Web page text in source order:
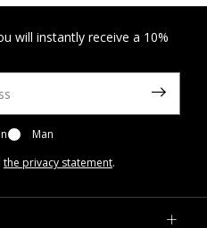
will instantly receive a 10%
Man
the privacy statement.